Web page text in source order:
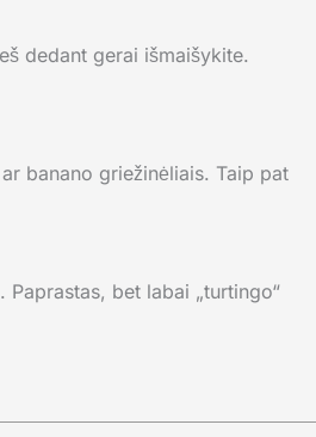
dedant gerai išmaišykite.
banano griežinėliais. Taip pat
bet labai „turtingo“